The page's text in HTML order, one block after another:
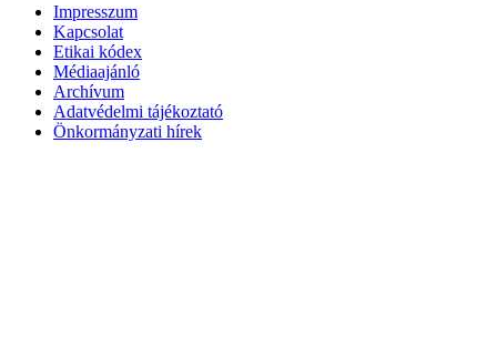
Impresszum
Kapcsolat
Etikai kódex
Médiaajánló
Archívum
Adatvédelmi tájékoztató
Önkormányzati hírek